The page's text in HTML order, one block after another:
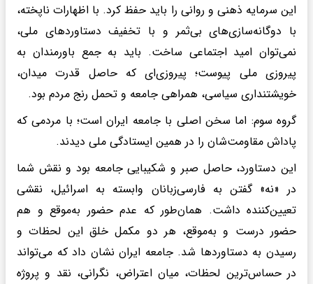
این سرمایه ذهنی و روانی را باید حفظ کرد. با اظهارات ناپخته،
با دوگانه‌سازی‌های بی‌ثمر و با تخفیف دستاوردهای ملی،
نمی‌توان امید اجتماعی ساخت. باید به جمع باورمندان به
پیروزی ملی پیوست؛ پیروزی‌ای که حاصل قدرت میدان،
خویشتنداری سیاسی، همراهی جامعه و تحمل رنج مردم بود.
گروه سوم: اما سخن اصلی با جامعه ایران است؛ با مردمی که
پاداش مقاومت‌شان را در همین ایستادگی ملی دیدند.
این دستاورد، حاصل صبر و شکیبایی جامعه بود و نقش شما
در «نه» گفتن به فارسی‌زبانان وابسته به اسرائیل، نقشی
تعیین‌کننده داشت. همان‌طور که عدم حضور به‌موقع و هم
حضور درست و به‌موقع، هر دو مکمل خلق این لحظات و
رسیدن به دستاوردها شد. جامعه ایران نشان داد که می‌تواند
در حساس‌ترین لحظات، میان اعتراض، نگرانی، نقد و پروژه